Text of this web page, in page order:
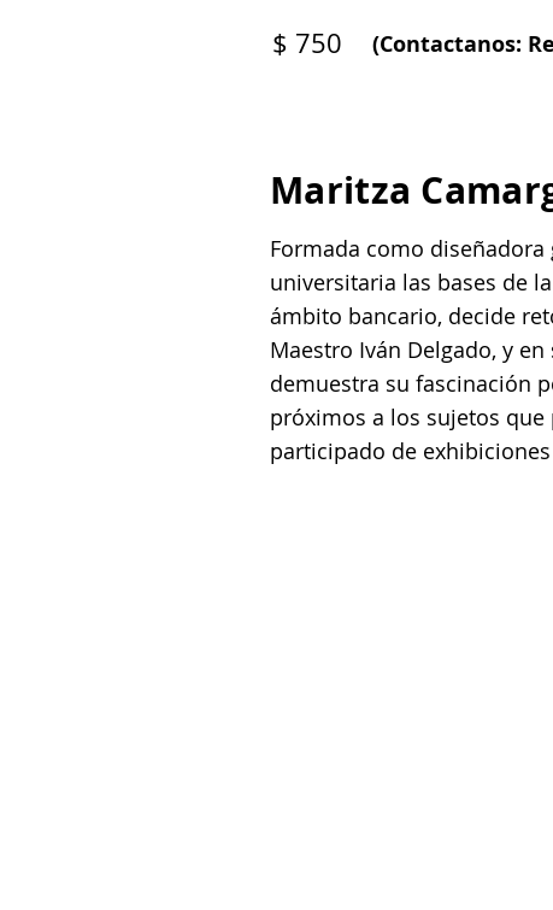
$ 750 (Contactanos:
Maritza
Formada como
universitaria las bases de
ámbito bancario, decide
Maestro Iván Delgado, y
demuestra su fascinación
próximos a los sujetos que
participado de